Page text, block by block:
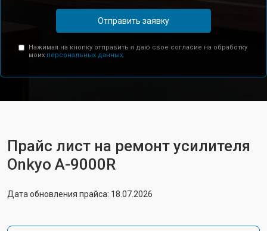
Отправить заявку
Нажимая на кнопку отправить я даю свое согласие на обработку
моих персональных данных.
Прайс лист на ремонт усилителя
Onkyo A-9000R
Дата обновления прайса: 18.07.2026